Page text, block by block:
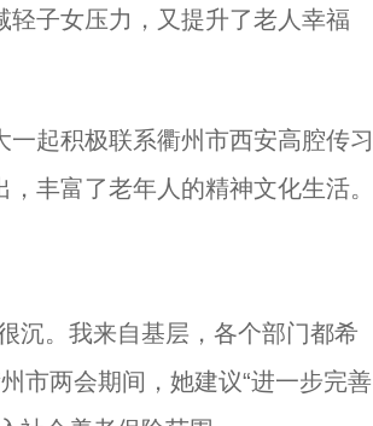
轻子女压力，又提升了老人幸福
起积极联系衢州市西安高腔传习
丰富了老年人的精神文化生活。
。我来自基层，各个部门都希
市两会期间，她建议“进一步完善